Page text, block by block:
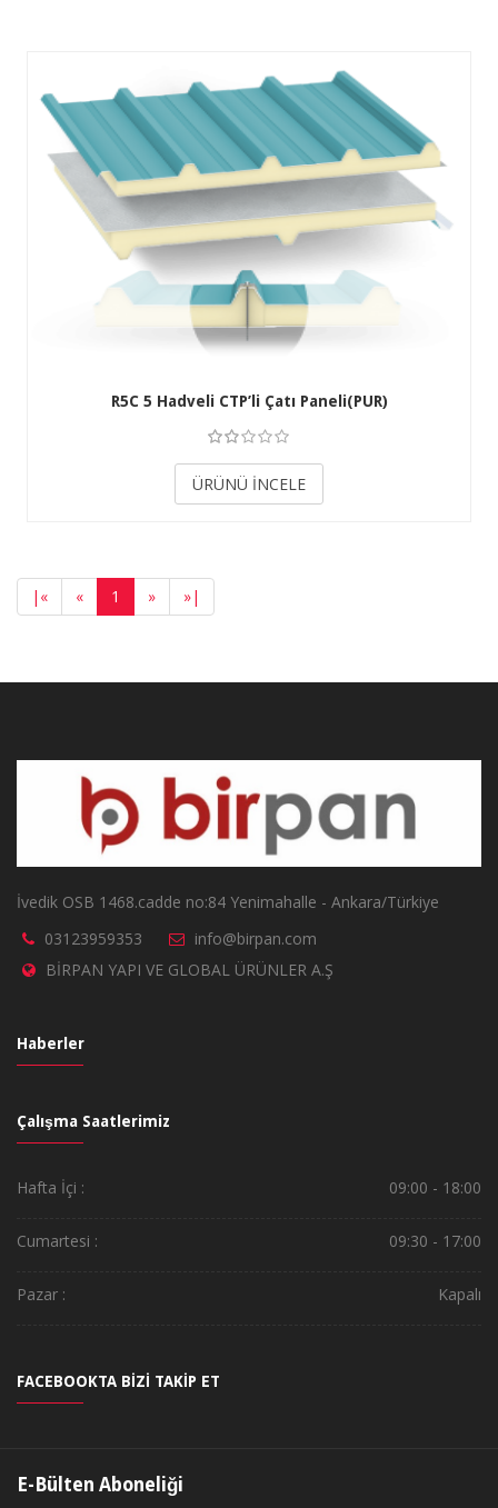
R5C 5 Hadveli CTP’li Çatı Paneli(PUR)
3.50
ÜRÜNÜ İNCELE
| « « 1 » »|
İvedik OSB 1468.cadde no:84 Yenimahalle - Ankara/Türkiye
03123959353
info@birpan.com
BİRPAN YAPI VE GLOBAL ÜRÜNLER A.Ş
Haberler
Çalışma Saatlerimiz
Hafta İçi : 09:00 - 18:00
Cumartesi : 09:30 - 17:00
Pazar : Kapalı
FACEBOOKTA BİZİ TAKİP ET
E-Bülten Aboneliği